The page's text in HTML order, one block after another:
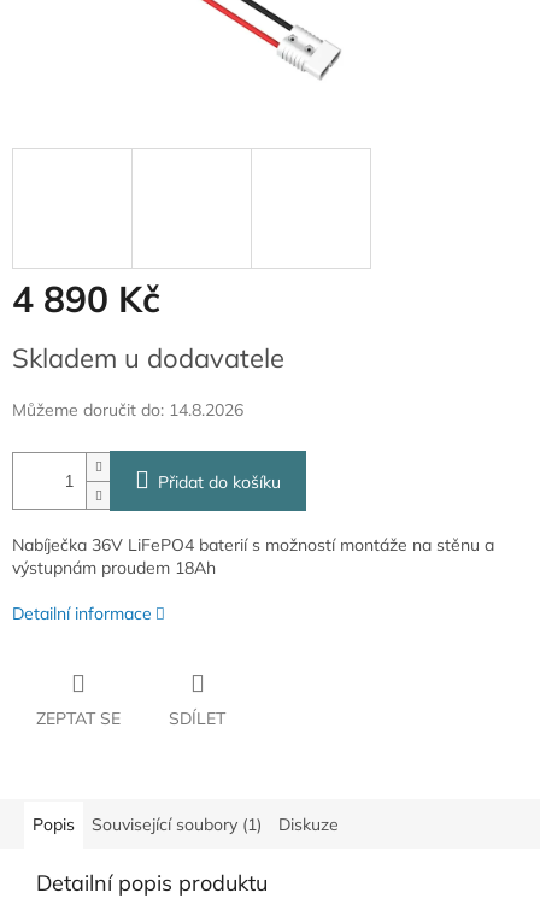
4 890 Kč
cena:
Skladem u dodavatele
Můžeme doručit do: 14.8.2026
Přidat do košíku
Nabíječka 36V LiFePO4 baterií s možností montáže na stěnu a
výstupnám proudem 18Ah
Detailní informace
ZEPTAT SE SDÍLET
Popis Související soubory (1) Diskuze
Detailní popis produktu